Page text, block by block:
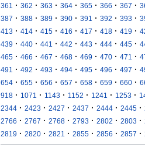
361
· 362 · 363 · 364 · 365 · 366 · 367 ·
387 · 388 · 389 · 390 · 391 · 392 · 393 ·
413 · 414 · 415 · 416 · 417 · 418 · 419 ·
439 · 440 · 441 · 442 · 443 · 444 · 445 ·
465 · 466 · 467 · 468 · 469 · 470 · 471 ·
491
· 492 · 493 · 494 · 495 · 496 · 497 ·
654 · 655 · 656 · 657 · 658 · 659 · 660 ·
918 · 1071 · 1143 · 1152 · 1241 · 1253 ·
2344 · 2423 · 2427 · 2437 · 2444 · 2445 ·
2766 · 2767 · 2768 · 2793 · 2802 · 2803 ·
2819 · 2820 · 2821 · 2855 · 2856 · 2857 ·